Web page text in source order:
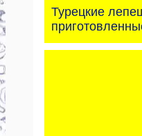
Турецкие